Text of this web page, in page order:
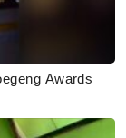
Awards